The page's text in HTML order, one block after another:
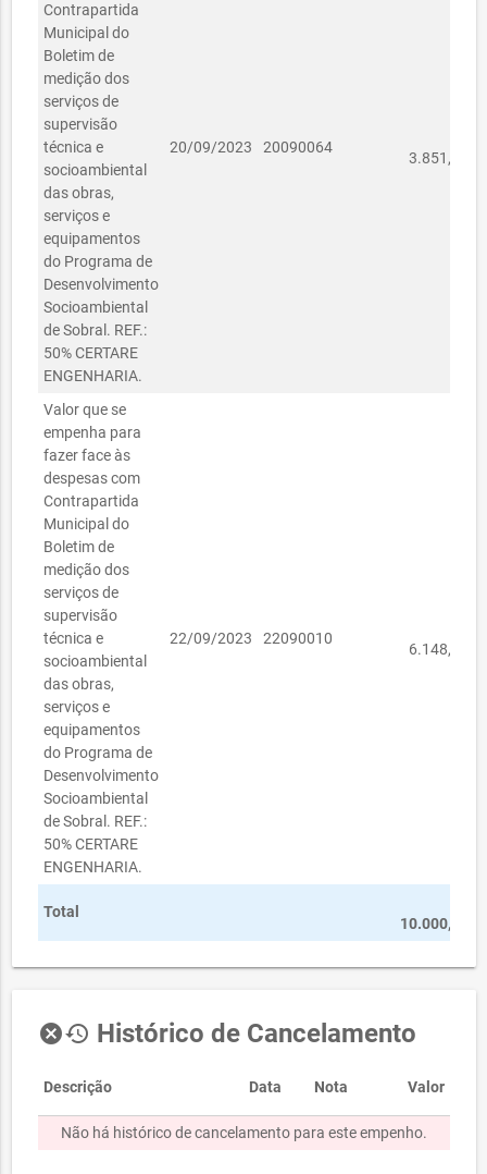
Contrapartida
Municipal do
Boletim de
medição dos
serviços de
supervisão
técnica e
socioambiental
das obras,
serviços e
equipamentos
do Programa de
Desenvolvimento
Socioambiental
de Sobral. REF.:
50% CERTARE
ENGENHARIA.
20/09/2023 20090064
3.851,46
Valor que se
empenha para
fazer face às
despesas com
Contrapartida
Municipal do
Boletim de
medição dos
serviços de
supervisão
técnica e
socioambiental
das obras,
serviços e
equipamentos
do Programa de
Desenvolvimento
Socioambiental
de Sobral. REF.:
50% CERTARE
ENGENHARIA.
22/09/2023 22090010
6.148,54
Total
10.000,00
cancelhistory Histórico de Cancelamento
Descrição Data Nota Valor
Não há histórico de cancelamento para este empenho.